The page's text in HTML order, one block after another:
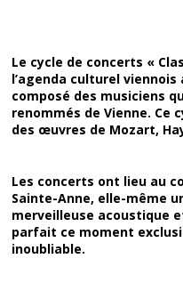
Le cycle de concerts «
l’agenda culturel
composé des musiciens
renommés de Vienne. Ce
des œuvres de Mozart,
Les concerts ont lieu au
Sainte-Anne, elle-même
merveilleuse acoustique
parfait ce moment
inoubliable.